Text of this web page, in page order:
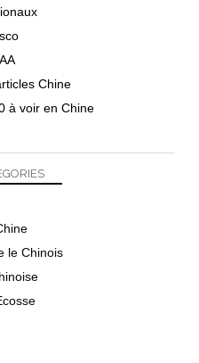
Chine
à voir en Chine
le Chinois